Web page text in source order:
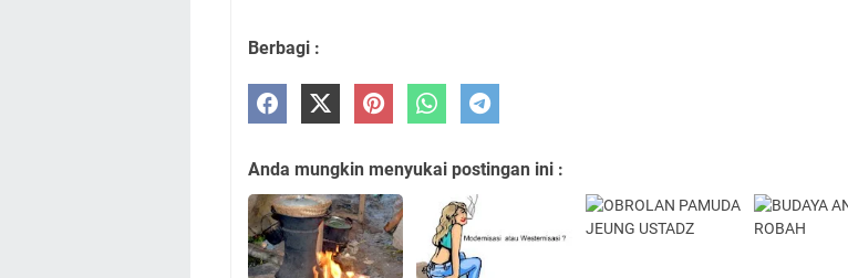
Berbagi :
Anda mungkin menyukai postingan ini :